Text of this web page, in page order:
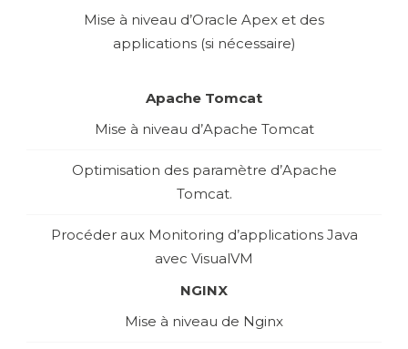
Mise à niveau d’Oracle Apex et des
applications (si nécessaire)
Apache Tomcat
Mise à niveau d’Apache Tomcat
Optimisation des paramètre d’Apache
Tomcat.
Procéder aux Monitoring d’applications Java
avec VisualVM
NGINX
Mise à niveau de Nginx